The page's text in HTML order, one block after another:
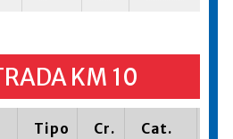
KM 10
Tipo Cr. Cat.